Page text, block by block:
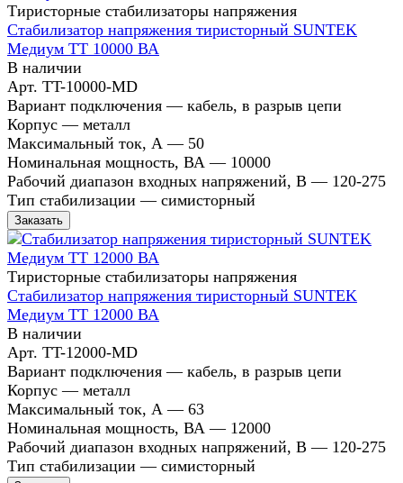
Тиристорные стабилизаторы напряжения
Стабилизатор напряжения тиристорный SUNTEK
Медиум ТТ 10000 ВА
В наличии
Арт. TT-10000-MD
Вариант подключения— кабель, в разрыв цепи
Корпус— металл
Максимальный ток, А— 50
Номинальная мощность, ВА— 10000
Рабочий диапазон входных напряжений, В— 120-275
Тип стабилизации— симисторный
Заказать
Тиристорные стабилизаторы напряжения
Стабилизатор напряжения тиристорный SUNTEK
Медиум ТТ 12000 ВА
В наличии
Арт. TT-12000-MD
Вариант подключения— кабель, в разрыв цепи
Корпус— металл
Максимальный ток, А— 63
Номинальная мощность, ВА— 12000
Рабочий диапазон входных напряжений, В— 120-275
Тип стабилизации— симисторный